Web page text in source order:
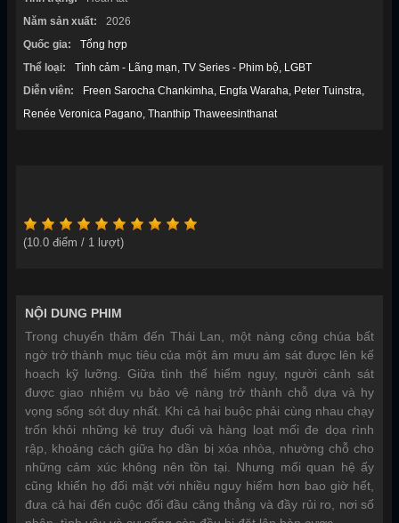
Năm sản xuất:
2026
Quốc gia:
Tổng hợp
Thể loại:
Tình cảm - Lãng mạn TV Series - Phim bộ LGBT
Diễn viên:
Freen Sarocha Chankimha Engfa Waraha Peter Tuinstra
Renée Veronica Pagano Thanthip Thaweesinthanat
(10.0 điểm / 1 lượt)
NỘI DUNG PHIM
Trong chuyến thăm đến Thái Lan, một nàng công chúa bất
ngờ trở thành mục tiêu của một âm mưu ám sát được lên kế
hoạch kỹ lưỡng. Giữa tình thế hiểm nguy, người cảnh sát
được giao nhiệm vụ bảo vệ nàng trở thành chỗ dựa và hy
vọng sống sót duy nhất. Khi cả hai buộc phải cùng nhau chạy
trốn khỏi những kẻ truy đuổi và hàng loạt mối đe dọa rình
rập, khoảng cách giữa họ dần bị xóa nhòa, nhường chỗ cho
những cảm xúc không nên tồn tại. Nhưng mối quan hệ ấy
cũng khiến họ đối mặt với nhiều nguy hiểm hơn bao giờ hết,
đưa cả hai đến cuộc đối đầu căng thẳng và đầy rủi ro, nơi số